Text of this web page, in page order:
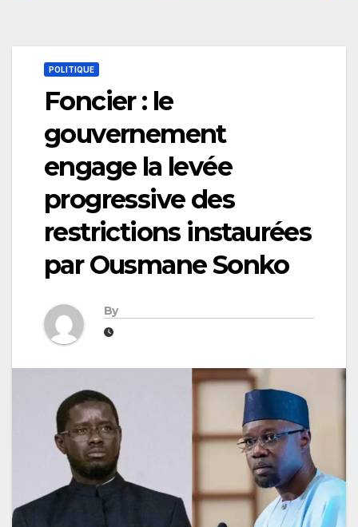
POLITIQUE
Foncier : le
gouvernement
engage la levée
progressive des
restrictions instaurées
par Ousmane Sonko
By